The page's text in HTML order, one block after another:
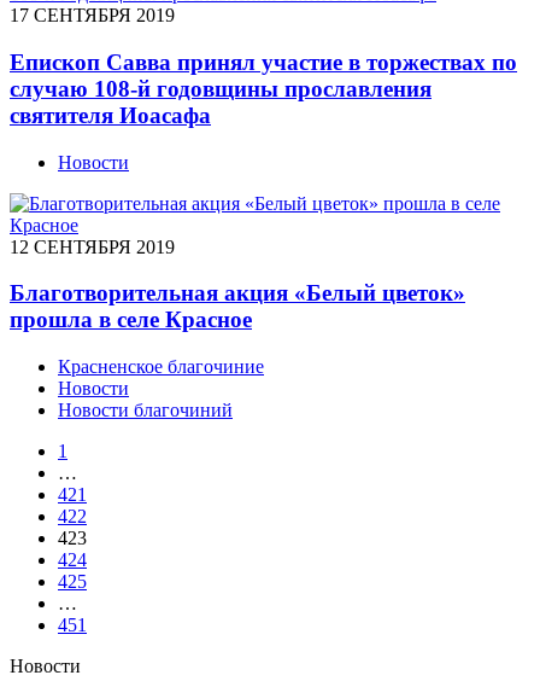
17 СЕНТЯБРЯ 2019
Епископ Савва принял участие в торжествах по
случаю 108-й годовщины прославления
святителя Иоасафа
Новости
12 СЕНТЯБРЯ 2019
Благотворительная акция «Белый цветок»
прошла в селе Красное
Красненское благочиние
Новости
Новости благочиний
1
…
421
422
423
424
425
…
451
Новости